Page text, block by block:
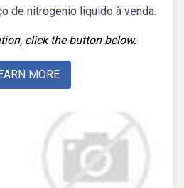
de nitrogenio liquido à venda.
click the button below.
MORE